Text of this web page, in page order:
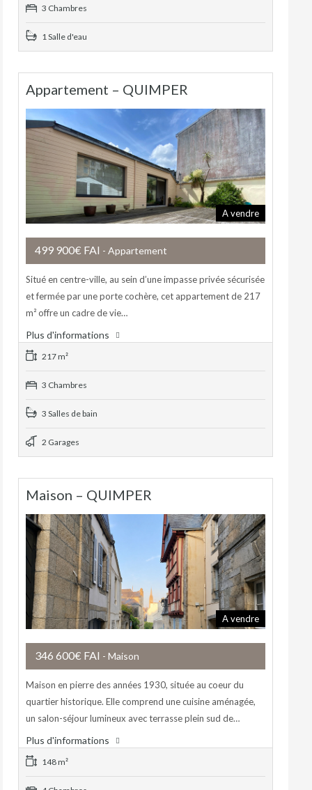
3 Chambres
1 Salle d'eau
Appartement – QUIMPER
A vendre
499 900€ FAI - Appartement
Situé en centre-ville, au sein d’une impasse privée sécurisée
et fermée par une porte cochère, cet appartement de 217
m² offre un cadre de vie…
Plus d'informations
217 m²
3 Chambres
3 Salles de bain
2 Garages
Maison – QUIMPER
A vendre
346 600€ FAI - Maison
Maison en pierre des années 1930, située au coeur du
quartier historique. Elle comprend une cuisine aménagée,
un salon-séjour lumineux avec terrasse plein sud de…
Plus d'informations
148 m²